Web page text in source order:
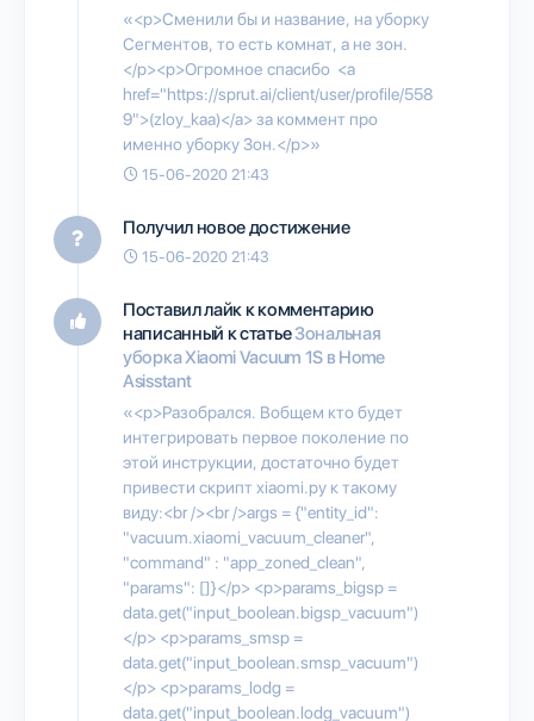
«<p>Сменили бы и название, на уборку
Сегментов, то есть комнат, а не зон.
</p><p>Огромное спасибо <a
href="https://sprut.ai/client/user/profile/558
9">(zloy_kaa)</a> за коммент про
именно уборку Зон.</p>»
15-06-2020 21:43
Получил новое достижение
15-06-2020 21:43
Поставил лайк к комментарию
написанный к статьеЗональная
уборка Xiaomi Vacuum 1S в Home
Asisstant
«<p>Разобрался. Вобщем кто будет
интегрировать первое поколение по
этой инструкции, достаточно будет
привести скрипт xiaomi.py к такому
виду:<br /><br />args = {"entity_id":
"vacuum.xiaomi_vacuum_cleaner",
"command" : "app_zoned_clean",
"params": []}</p> <p>params_bigsp =
data.get("input_boolean.bigsp_vacuum")
</p> <p>params_smsp =
data.get("input_boolean.smsp_vacuum")
</p> <p>params_lodg =
data.get("input_boolean.lodg_vacuum")